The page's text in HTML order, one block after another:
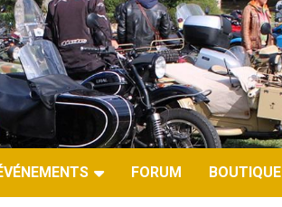
FORUM BOUTIQUE